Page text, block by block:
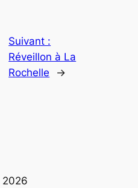
Suivant :
Réveillon à La
Rochelle
→
2026